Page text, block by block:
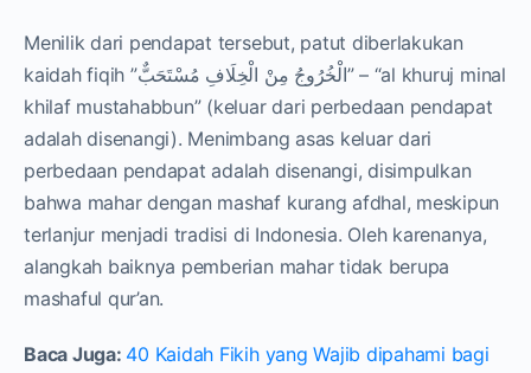
Menilik dari pendapat tersebut, patut diberlakukan
kaidah fiqih ”الْخُرُوجُ مِنْ الْخِلَافِ مُسْتَحَبٌّ” – “al khuruj minal
khilaf mustahabbun” (keluar dari perbedaan pendapat
adalah disenangi). Menimbang asas keluar dari
perbedaan pendapat adalah disenangi, disimpulkan
bahwa mahar dengan mashaf kurang afdhal, meskipun
terlanjur menjadi tradisi di Indonesia. Oleh karenanya,
alangkah baiknya pemberian mahar tidak berupa
mashaful qur’an.
Baca Juga: 40 Kaidah Fikih yang Wajib dipahami bagi